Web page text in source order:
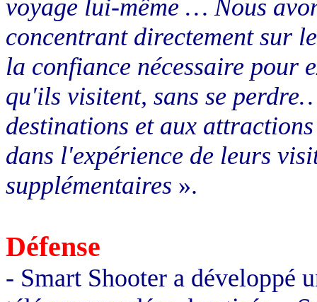
voyage lui-même … Nous
concentrant directement sur
la confiance nécessaire pour
qu'ils visitent, sans se
destinations et aux
dans l'expérience de leurs
supplémentaires ».
Défense
- Smart Shooter a développé